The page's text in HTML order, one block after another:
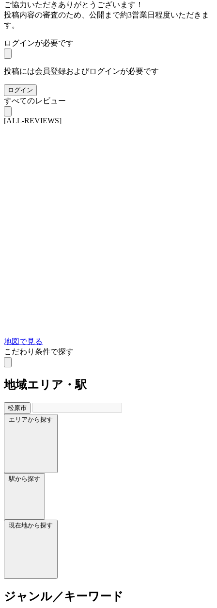
ご協力いただきありがとうございます！
投稿内容の審査のため、公開まで約3営業日程度いただきま
す。
ログインが必要です
投稿には会員登録およびログインが必要です
ログイン
すべてのレビュー
[ALL-REVIEWS]
地図で見る
こだわり条件で探す
地域エリア・駅
松原市
エリアから探す
駅から探す
現在地から探す
ジャンル／キーワード